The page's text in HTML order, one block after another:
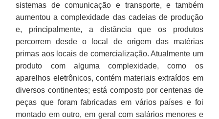
sistemas de comunicação e transporte, e também
aumentou a complexidade das cadeias de produção
e, principalmente, a distância que os produtos
percorrem desde o local de origem das matérias
primas aos locais de comercialização. Atualmente um
produto com alguma complexidade, como os
aparelhos eletrônicos, contém materiais extraídos em
diversos continentes; está composto por centenas de
peças que foram fabricadas em vários países e foi
montado em outro, em geral com salários menores e